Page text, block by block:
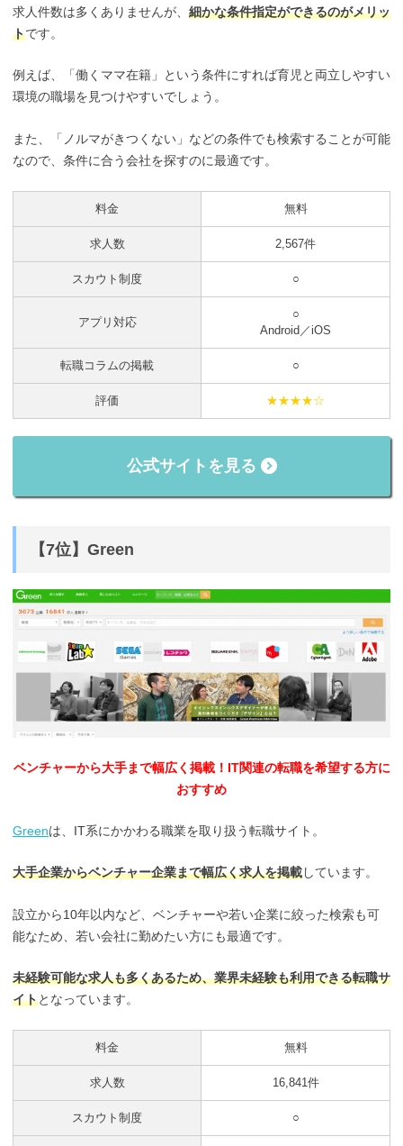
求人件数は多くありませんが、 細かな条件指定ができるのがメリッ
トです。
例えば、「働くママ在籍」という条件にすれば育児と両立しやすい
環境の職場を見つけやすいでしょう。
また、「ノルマがきつくない」などの条件でも検索することが可能
なので、条件に合う会社を探すのに最適です。
料金 無料
求人数 2,567件
スカウト制度 ○
アプリ対応
○
Android／iOS
転職コラムの掲載 ○
評価 ★★★★☆
公式サイトを見る
【7位】Green
ベンチャーから大手まで幅広く掲載！IT関連の転職を希望する方に
おすすめ
Greenは、IT系にかかわる職業を取り扱う転職サイト。
大手企業からベンチャー企業まで幅広く求人を掲載しています。
設立から10年以内など、ベンチャーや若い企業に絞った検索も可
能なため、若い会社に勤めたい方にも最適です。
未経験可能な求人も多くあるため、業界未経験も利用できる転職サ
イトとなっています。
料金 無料
求人数 16,841件
スカウト制度 ○